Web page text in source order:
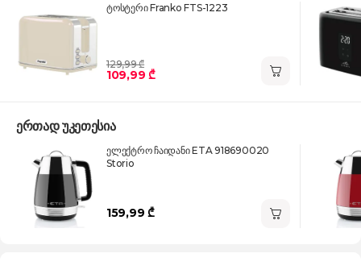
ტოსტერი Franko FTS-1223
129,99 ₾
109,99 ₾
ერთად უკეთესია
ელექტრო ჩაიდანი ETA 918690020
Storio
159,99 ₾